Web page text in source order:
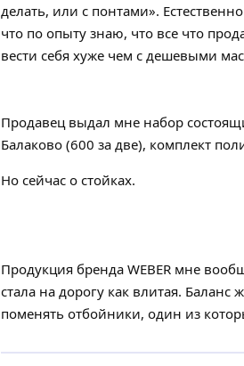
делать, или с понтами».
что по опыту знаю, что все что
вести себя хуже чем с дешевыми
Продавец выдал мне набор
Балаково (600 за две), комплект
Но сейчас о стойках.
Продукция бренда WEBER мне
стала на дорогу как влитая. Баланс
поменять отбойники, один из